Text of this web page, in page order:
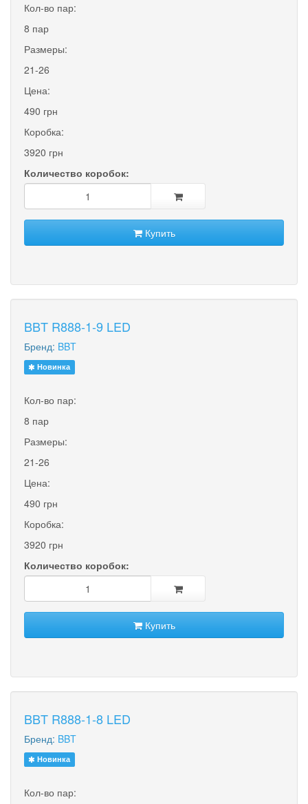
Кол-во пар:
8 пар
Размеры:
21-26
Цена:
490 грн
Коробка:
3920 грн
Количество коробок:
Купить
BBT R888-1-9 LED
Бренд: BBT
Новинка
Кол-во пар:
8 пар
Размеры:
21-26
Цена:
490 грн
Коробка:
3920 грн
Количество коробок:
Купить
BBT R888-1-8 LED
Бренд: BBT
Новинка
Кол-во пар: